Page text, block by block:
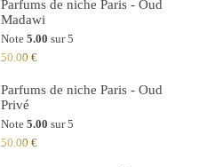
Parfums de niche Paris - Oud
Madawi
Note5.00 sur 5
50.00€
Parfums de niche Paris - Oud
Privé
Note5.00 sur 5
50.00€